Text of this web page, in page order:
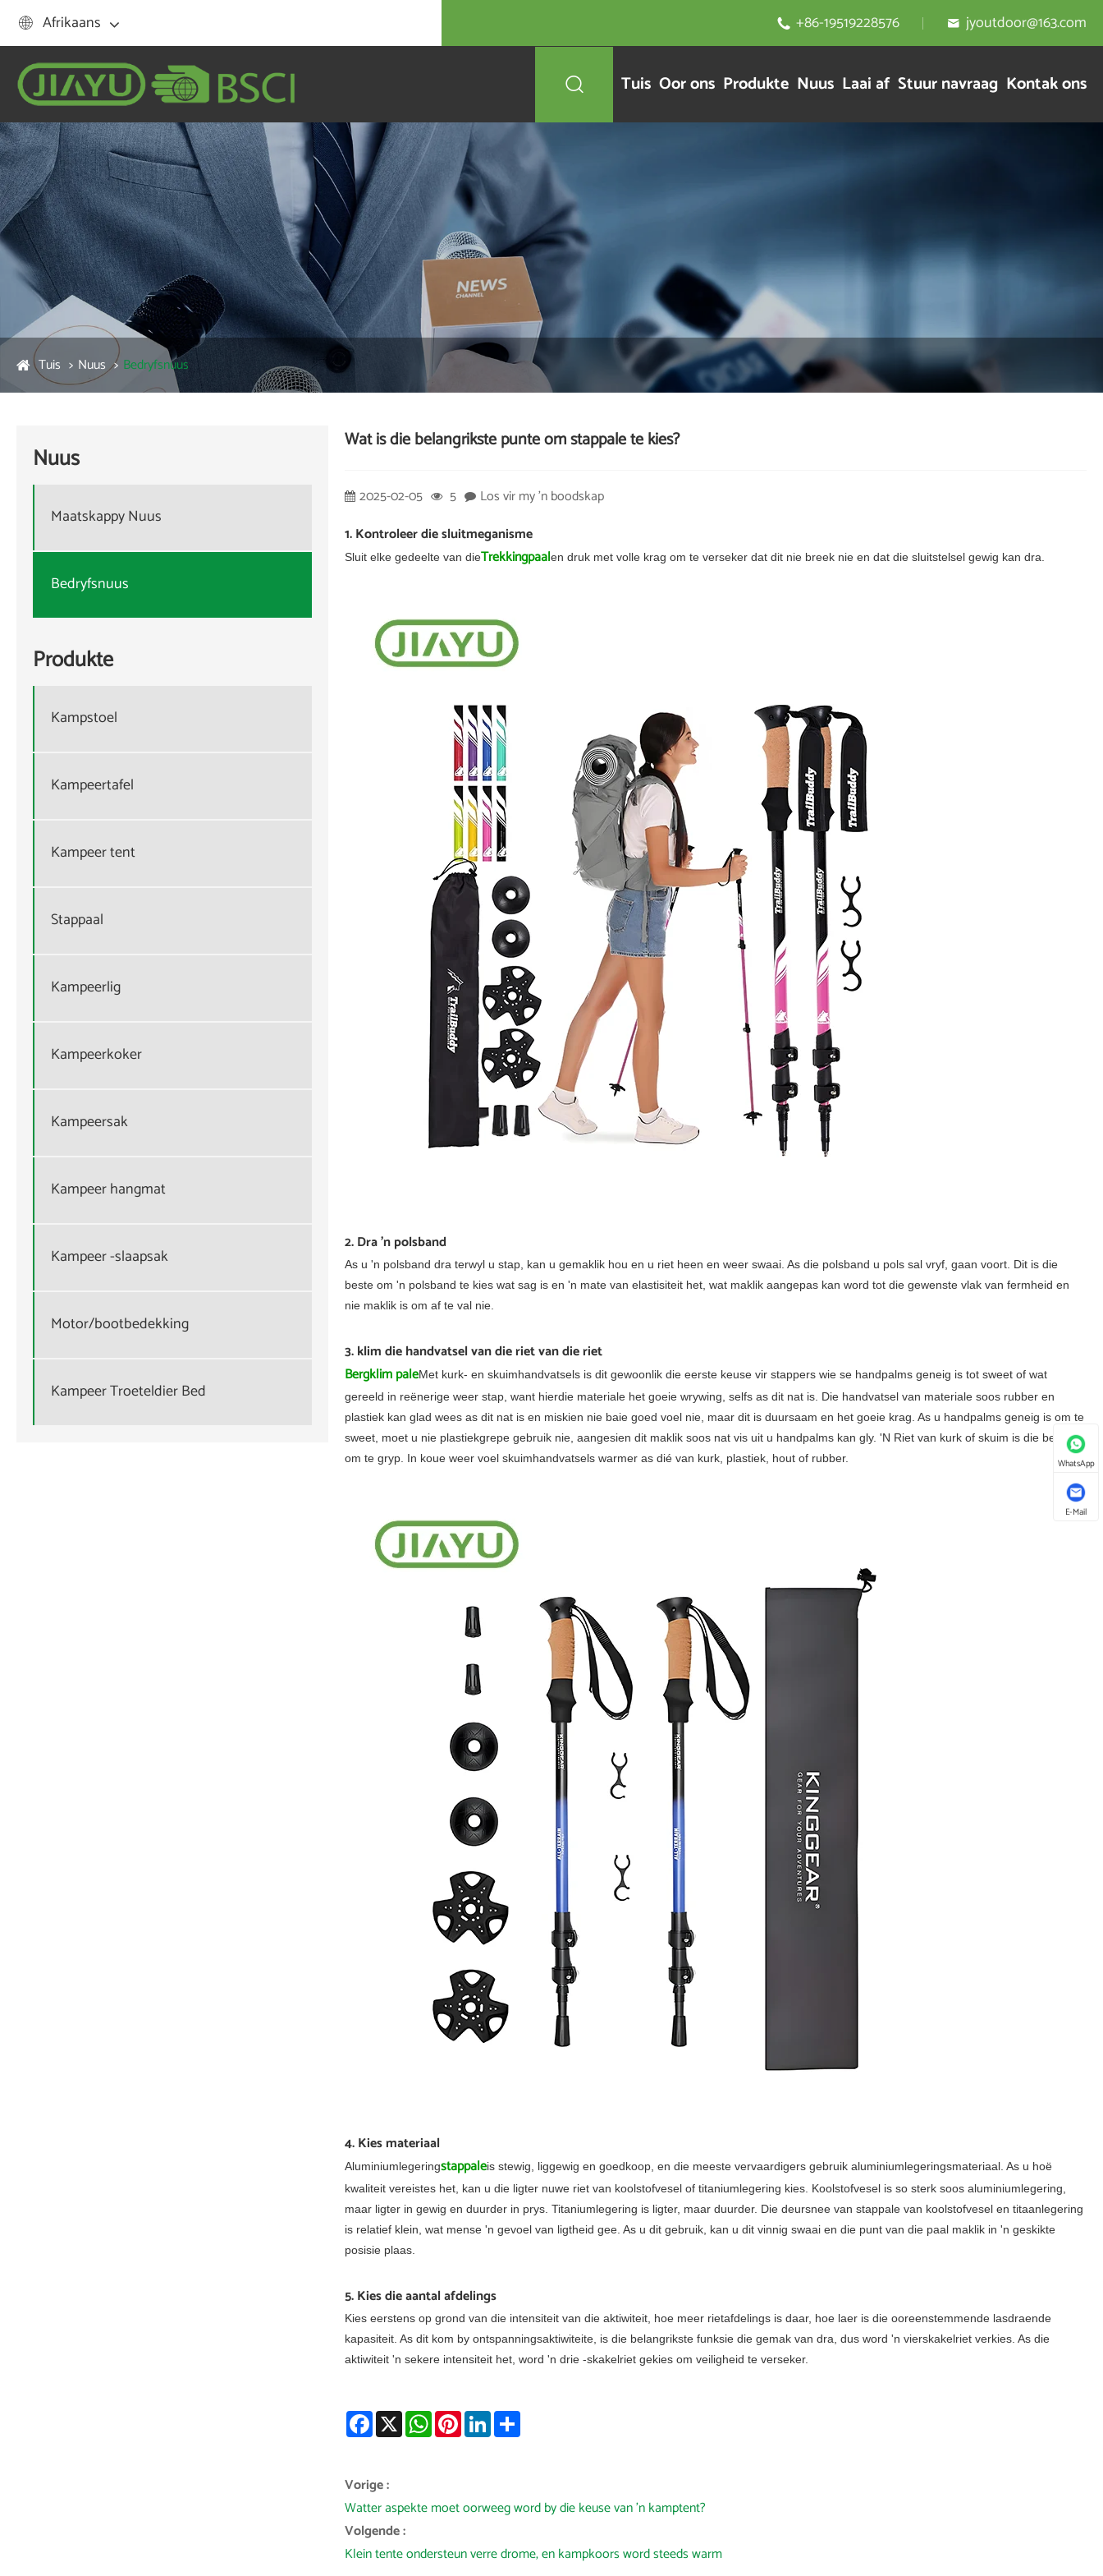
 Afrikaans  +86-19519228576  jyoutdoor@163.com
 Tuis Oor ons Produkte Nuus Laai af Stuur navraag Kontak ons
Tuis Nuus Bedryfsnuus
Nuus
Maatskappy Nuus
Bedryfsnuus
Produkte
Kampstoel
Kampeertafel
Kampeer tent
Stappaal
Kampeerlig
Kampeerkoker
Kampeersak
Kampeer hangmat
Kampeer -slaapsak
Motor/bootbedekking
Kampeer Troeteldier Bed
Wat is die belangrikste punte om stappale te kies?
2025-02-05 5
Los vir my 'n boodskap
1. Kontroleer die sluitmeganisme
Sluit elke gedeelte van dieTrekkingpaalen druk met volle krag om te verseker dat dit nie breek nie en dat die sluitstelsel gewig kan dra.
2. Dra 'n polsband
As u 'n polsband dra terwyl u stap, kan u gemaklik hou en u riet heen en weer swaai. As die polsband u pols sal vryf, gaan voort. Dit is die
beste om 'n polsband te kies wat sag is en 'n mate van elastisiteit het, wat maklik aangepas kan word tot die gewenste vlak van fermheid en
nie maklik is om af te val nie.
3. klim die handvatsel van die riet van die riet
Bergklim paleMet kurk- en skuimhandvatsels is dit gewoonlik die eerste keuse vir stappers wie se handpalms geneig is tot sweet of wat
gereeld in reënerige weer stap, want hierdie materiale het goeie wrywing, selfs as dit nat is. Die handvatsel van materiale soos rubber en
plastiek kan glad wees as dit nat is en miskien nie baie goed voel nie, maar dit is duursaam en het goeie krag. As u handpalms geneig is om te
sweet, moet u nie plastiekgrepe gebruik nie, aangesien dit maklik soos nat vis uit u handpalms kan gly. 'N Riet van kurk of skuim is die beste
om te gryp. In koue weer voel skuimhandvatsels warmer as dié van kurk, plastiek, hout of rubber.
4. Kies materiaal
Aluminiumlegeringstappaleis stewig, liggewig en goedkoop, en die meeste vervaardigers gebruik aluminiumlegeringsmateriaal. As u hoë
kwaliteit vereistes het, kan u die ligter nuwe riet van koolstofvesel of titaniumlegering kies. Koolstofvesel is so sterk soos aluminiumlegering,
maar ligter in gewig en duurder in prys. Titaniumlegering is ligter, maar duurder. Die deursnee van stappale van koolstofvesel en titaanlegering
is relatief klein, wat mense 'n gevoel van ligtheid gee. As u dit gebruik, kan u dit vinnig swaai en die punt van die paal maklik in 'n geskikte
posisie plaas.
5. Kies die aantal afdelings
Kies eerstens op grond van die intensiteit van die aktiwiteit, hoe meer rietafdelings is daar, hoe laer is die ooreenstemmende lasdraende
kapasiteit. As dit kom by ontspanningsaktiwiteite, is die belangrikste funksie die gemak van dra, dus word 'n vierskakelriet verkies. As die
aktiwiteit 'n sekere intensiteit het, word 'n drie -skakelriet gekies om veiligheid te verseker.
Facebook WhatsAppPinterestLinkedIn
Vorige :
Watter aspekte moet oorweeg word by die keuse van 'n kamptent?
Volgende :
Klein tente ondersteun verre drome, en kampkoors word steeds warm
WhatsApp
E-Mail